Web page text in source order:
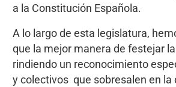
a la Constitución Española.
A lo largo de esta legislatura,
que la mejor manera de festejar
rindiendo un reconocimiento
y colectivos que sobresalen en la